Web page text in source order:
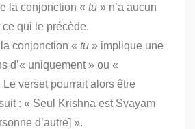
la conjonction « tu » n’a aucun
qui le précède.
conjonction « tu » implique une
d’« uniquement » ou «
verset pourrait alors être
: « Seul Krishna est Svayam
d’autre] ».